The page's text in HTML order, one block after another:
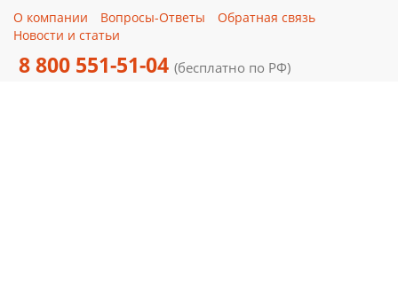
О компании
Вопросы-Ответы
Обратная связь
Новости и статьи
8 800 551-51-04 (бесплатно по РФ)